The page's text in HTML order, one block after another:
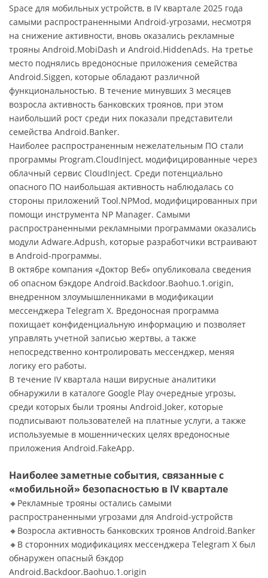
Space для мобильных устройств, в IV квартале 2025 года
самыми распространенными Android-угрозами, несмотря
на снижение активности, вновь оказались рекламные
трояны Android.MobiDash и Android.HiddenAds. На третье
место поднялись вредоносные приложения семейства
Android.Siggen, которые обладают различной
функциональностью. В течение минувших 3 месяцев
возросла активность банковских троянов, при этом
наибольший рост среди них показали представители
семейства Android.Banker.
Наиболее распространенным нежелательным ПО стали
программы Program.CloudInject, модифицированные через
облачный сервис CloudInject. Среди потенциально
опасного ПО наибольшая активность наблюдалась со
стороны приложений Tool.NPMod, модифицированных при
помощи инструмента NP Manager. Самыми
распространенными рекламными программами оказались
модули Adware.Adpush, которые разработчики встраивают
в Android-программы.
В октябре компания «Доктор Веб» опубликовала сведения
об опасном бэкдоре Android.Backdoor.Baohuo.1.origin,
внедренном злоумышленниками в модификации
мессенджера Telegram X. Вредоносная программа
похищает конфиденциальную информацию и позволяет
управлять учетной записью жертвы, а также
непосредственно контролировать мессенджер, меняя
логику его работы.
В течение IV квартала наши вирусные аналитики
обнаружили в каталоге Google Play очередные угрозы,
среди которых были трояны Android.Joker, которые
подписывают пользователей на платные услуги, а также
используемые в мошеннических целях вредоносные
приложения Android.FakeApp.
Наиболее заметные события, связанные с
«мобильной» безопасностью в IV квартале
🔸Рекламные трояны остались самыми
распространенными угрозами для Android-устройств
🔸Возросла активность банковских троянов Android.Banker
🔸В сторонних модификациях мессенджера Telegram X был
обнаружен опасный бэкдор
Android.Backdoor.Baohuo.1.origin